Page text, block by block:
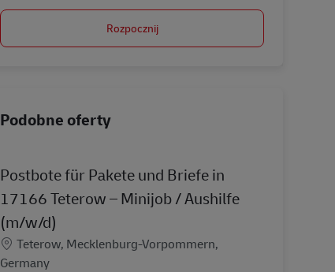
Rozpocznij
Podobne oferty
Postbote für Pakete und Briefe in
17166 Teterow – Minijob / Aushilfe
(m/w/d)
Lokalizacja
Teterow, Mecklenburg-Vorpommern,
Germany